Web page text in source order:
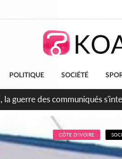
POLITIQUE SOCIÉTÉ
2026, Thiam plaide pour
CÔTE D'IVOIRE